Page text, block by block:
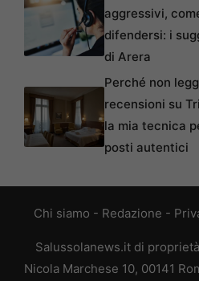
aggressivi,
difendersi: i
di Arera
Perché non
recensioni su
la mia tecnica
posti autentici
Chi siamo - Redazione -
Salussolanews.it di
Nicola Marchese 10, 00141